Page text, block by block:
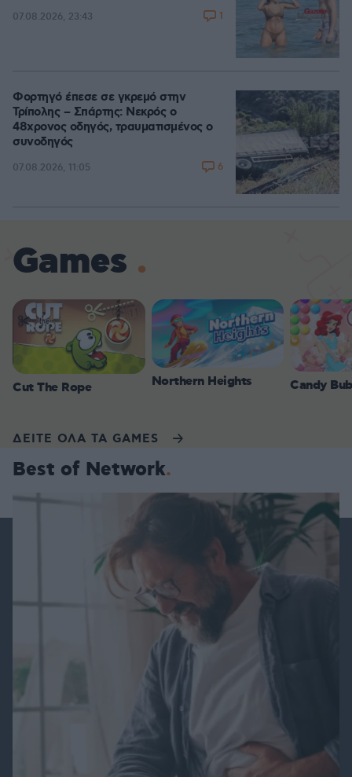
07.08.2026, 23:43 1
Φορτηγό έπεσε σε γκρεμό στην
Τρίπολης – Σπάρτης: Νεκρός ο
48χρονος οδηγός, τραυματισμένος ο
συνοδηγός
07.08.2026, 11:05 6
Games
Cut The Rope Northern Heights Candy
ΔΕΙΤΕ ΟΛΑ ΤΑ GAMES
Best of Network